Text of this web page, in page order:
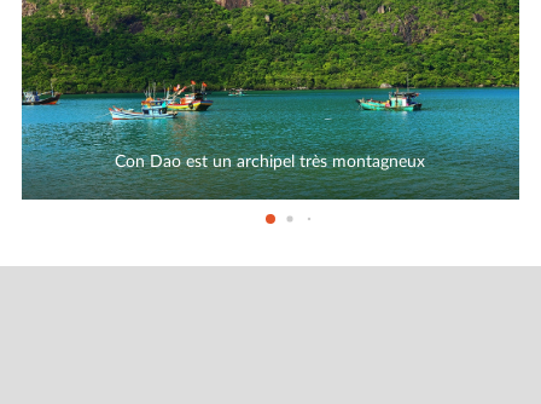
Con Dao est un archipel très montagneux